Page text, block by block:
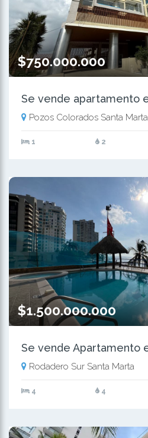
$750.000.000
Pozos Colorados Santa Marta
1 2
$1.500.000.000
Rodadero Sur Santa Marta
4 4